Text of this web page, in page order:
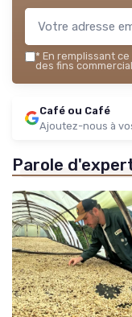
* En remplissant ce
des fins
Café ou Café
Ajoutez-nous à
Parole